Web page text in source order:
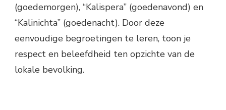
(goedemorgen), “Kalispera” (goedenavond) en
“Kalinichta” (goedenacht). Door deze
eenvoudige begroetingen te leren, toon je
respect en beleefdheid ten opzichte van de
lokale bevolking.